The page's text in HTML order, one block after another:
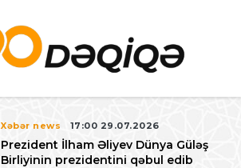
Xəbər news 17:00 29.07.2026
Prezident İlham Əliyev Dünya Güləş
Birliyinin prezidentini qəbul edib